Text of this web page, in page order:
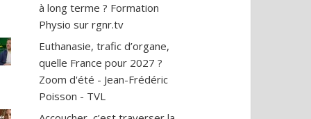
à long terme ? Formation
Physio sur rgnr.tv
Euthanasie, trafic d’organe,
quelle France pour 2027 ?
Zoom d'été - Jean-Frédéric
Poisson - TVL